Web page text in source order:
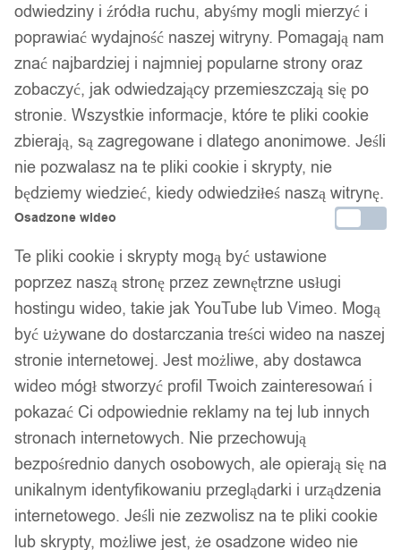
Bezpieczne płatności
14 dni na zwrot
Gwarancja producenta
Wsparcie w zakupie
Podobne produkty
Produkty, które mogą Cię zainteresować
odwiedziny i źródła ruchu, abyśmy mogli mierzyć i
poprawiać wydajność naszej witryny. Pomagają nam
znać najbardziej i najmniej popularne strony oraz
zobaczyć, jak odwiedzający przemieszczają się po
stronie. Wszystkie informacje, które te pliki cookie
zbierają, są zagregowane i dlatego anonimowe. Jeśli
nie pozwalasz na te pliki cookie i skrypty, nie
będziemy wiedzieć, kiedy odwiedziłeś naszą witrynę.
Osadzone wideo
Te pliki cookie i skrypty mogą być ustawione
poprzez naszą stronę przez zewnętrzne usługi
hostingu wideo, takie jak YouTube lub Vimeo. Mogą
być używane do dostarczania treści wideo na naszej
stronie internetowej. Jest możliwe, aby dostawca
wideo mógł stworzyć profil Twoich zainteresowań i
pokazać Ci odpowiednie reklamy na tej lub innych
stronach internetowych. Nie przechowują
bezpośrednio danych osobowych, ale opierają się na
unikalnym identyfikowaniu przeglądarki i urządzenia
internetowego. Jeśli nie zezwolisz na te pliki cookie
lub skrypty, możliwe jest, że osadzone wideo nie